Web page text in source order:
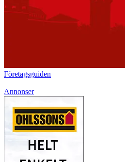
Företagsguiden
Annonser